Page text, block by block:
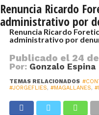
Renuncia Ricardo
administrativo por
Renuncia Ricardo
administrativo por
Publicado el 24
Por: Gonzalo Espina
TEMAS RELACIONADOS
#JORGEFLIES, #MAGALLANES,